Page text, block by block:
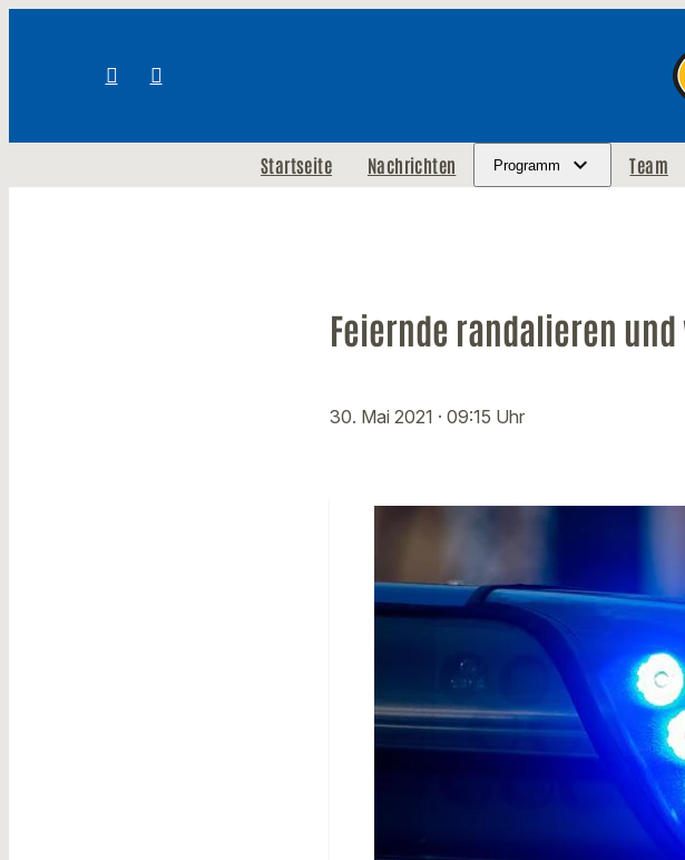
Startseite Nachrichten Programm Team
Feiernde randalieren
30. Mai 2021 · 09:15 Uhr